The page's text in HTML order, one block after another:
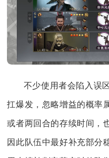
不少使用者会陷入误
扛爆发，忽略增益的概率
或者两回合的存续时间，
因此队伍中最好补充部分